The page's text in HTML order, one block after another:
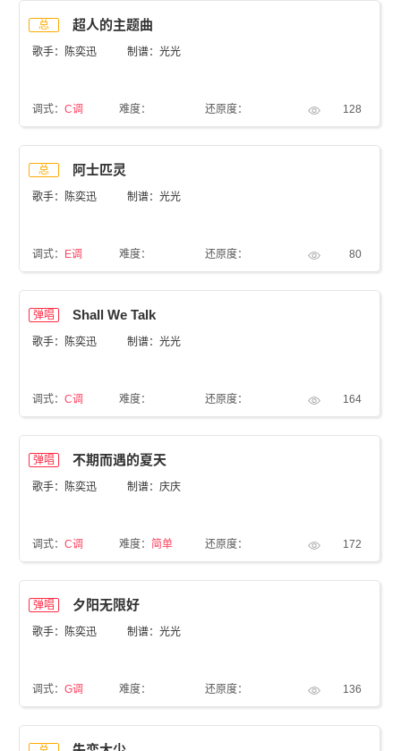
总 超人的主题曲
歌手：陈奕迅 制谱：光光
调式：C调 难度： 还原度： 128
总 阿士匹灵
歌手：陈奕迅 制谱：光光
调式： E调 难度： 还原度： 80
弹唱 Shall We Talk
歌手：陈奕迅 制谱：光光
调式：C调 难度： 还原度： 164
弹唱 不期而遇的夏天
歌手：陈奕迅 制谱：庆庆
调式：C调 难度： 简单 还原度： 172
弹唱 夕阳无限好
歌手：陈奕迅 制谱：光光
调式：G调 难度： 还原度： 136